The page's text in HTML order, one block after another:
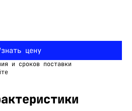
цену
и сроков поставки